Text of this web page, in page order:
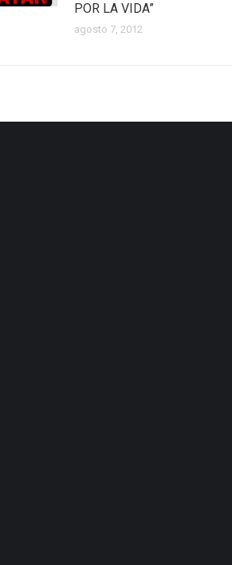
POR LA VIDA”
agosto 7, 2012